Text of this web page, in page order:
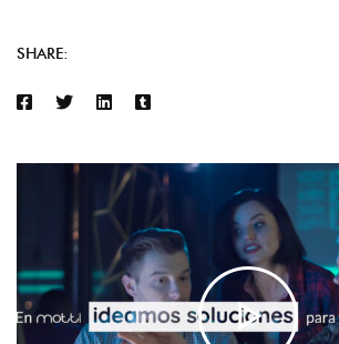
SHARE: